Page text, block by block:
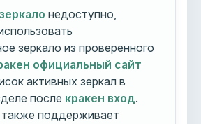
недоступно,
зеркало из проверенного
официальный сайт
активных зеркал в
после кракен вход.
также поддерживает